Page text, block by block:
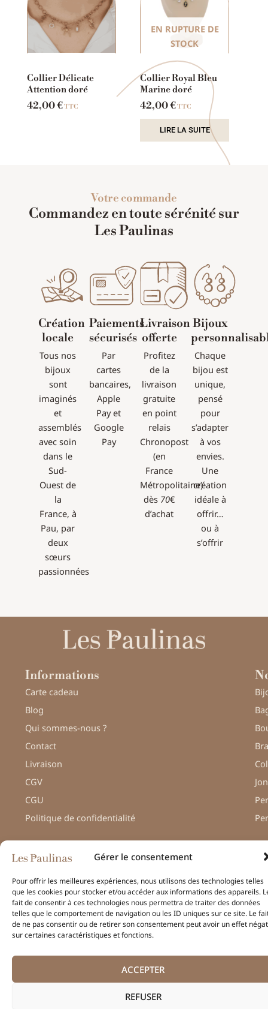
Gérer le consentement
Pour offrir les meilleures expériences, nous utilisons des technologies telles
que les cookies pour stocker et/ou accéder aux informations des appareils.
fait de consentir à ces technologies nous permettra de traiter des données
telles que le comportement de navigation ou les ID uniques sur ce site. Le
de ne pas consentir ou de retirer son consentement peut avoir un effet
sur certaines caractéristiques et fonctions.
ACCEPTER
REFUSER
Collier Délicate
Attention doré
42,00€TTC
EN RUPTURE DE
STOCK
Collier Royal Bleu
Marine doré
42,00€TTC
LIRE LA SUITE
Votre commande
Commandez en toute sérénité sur
Les Paulinas
Création
locale
Tous nos
bijoux
sont
imaginés
et
assemblés
avec soin
dans le
Sud-
Ouest de
la
France, à
Pau, par
deux
sœurs
passionnées
Paiements
sécurisés
Par
cartes
bancaires,
Apple
Pay et
Google
Pay
Livraison
offerte
Profitez
de la
livraison
gratuite
en point
relais
Chronopost
(en
France
Métropolitaine)
dès 70€
d’achat
Bijoux
Chaque
bijou est
unique,
pensé
pour
s’adapter
à vos
envies.
Une
création
idéale à
offrir…
ou à
s’offrir
Informations
Carte cadeau
Blog
Qui sommes-nous ?
Contact
Livraison
CGV
CGU
Politique de confidentialité
© Une réalisationH-TIC
– Les Paulinas –
Mentions légales